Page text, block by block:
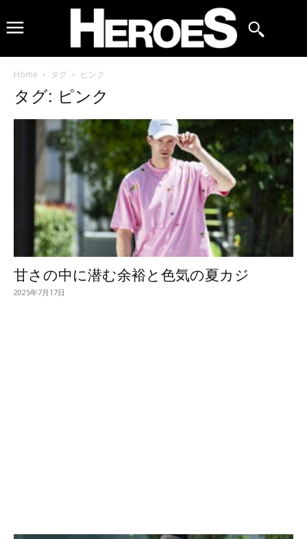
Home タグ ピンク
タグ: ピンク
甘さの中に潜む余裕と色気の夏カジ
2025年7月17日